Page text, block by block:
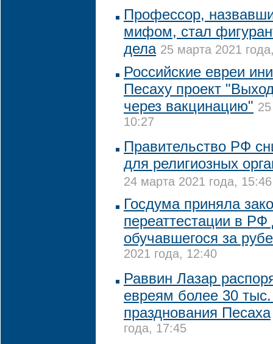
Профессор,
мифом, стал
дела 25 марта 2021
Российские евреи
Песаху проект
через вакцинацию"
10:27
Правительство РФ
для религиозных
24 марта 2021 года, 15:46
Госдума приняла
переаттестации в РФ
обучавшегося за
2021 года, 12:40
Раввин Лазар
евреям более 30
празднования Песаха
года, 17:45